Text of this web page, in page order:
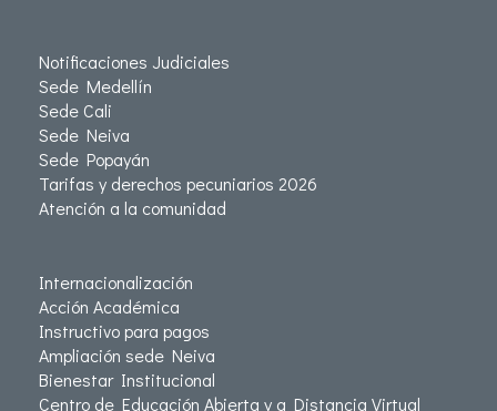
Notificaciones Judiciales
Sede Medellín
Sede Cali
Sede Neiva
Sede Popayán
Tarifas y derechos pecuniarios 2026
Atención a la comunidad
Internacionalización
Acción Académica
Instructivo para pagos
Ampliación sede Neiva
Bienestar Institucional
Centro de Educación Abierta y a Distancia Virtual